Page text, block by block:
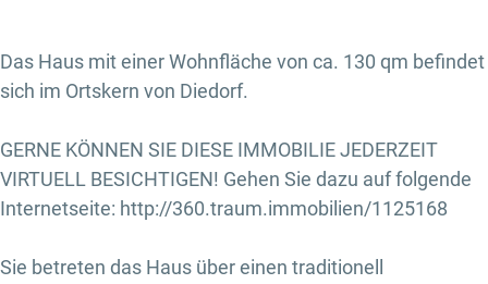
Das Haus mit einer Wohnfläche von ca. 130 qm befindet
sich im Ortskern von Diedorf.
GERNE KÖNNEN SIE DIESE IMMOBILIE JEDERZEIT
VIRTUELL BESICHTIGEN! Gehen Sie dazu auf folgende
Internetseite: http://360.traum.immobilien/1125168
Sie betreten das Haus über einen traditionell